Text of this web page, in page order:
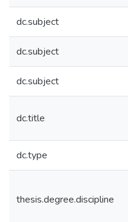
dc.subject
dc.subject
dc.subject
dc.title
dc.type
thesis.degree.discipline